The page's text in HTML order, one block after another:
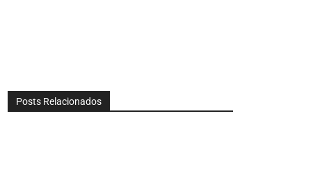
Posts Relacionados